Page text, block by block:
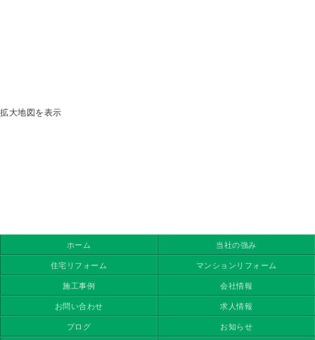
拡大地図を表示
ホーム
当社の強み
住宅リフォーム
マンションリフォーム
施工事例
会社情報
お問い合わせ
求人情報
ブログ
お知らせ